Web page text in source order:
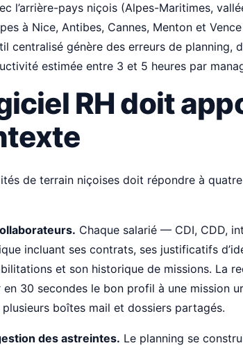
l’arrière-pays niçois (Alpes-Maritimes,
à Nice, Antibes, Cannes, Menton et
centralisé génère des erreurs de planning,
estimée entre 3 et 5 heures par
RH doit
de terrain niçoises doit répondre à
Chaque salarié — CDI, CDD,
incluant ses contrats, ses justificatifs
et son historique de missions. La
30 secondes le bon profil à une mission
boîtes mail et dossiers partagés.
des astreintes. Le planning se